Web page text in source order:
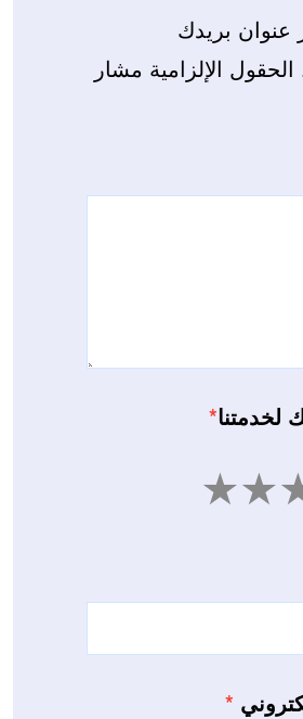
عنوان بريدك
الحقول الإلزامية مشار
لخدمتنا*
4 3
*